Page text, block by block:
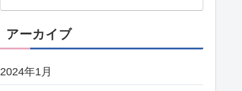
アーカイブ
2024年1月